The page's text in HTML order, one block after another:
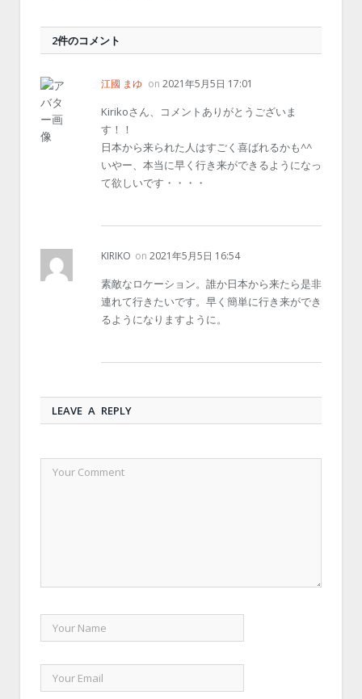
2件のコメント
江國 まゆ on 2021年5月5日 17:01
Kirikoさん、コメントありがとうございま
す！！
日本から来られた人はすごく喜ばれるかも^^
いやー、本当に早く行き来ができるようになっ
て欲しいです・・・・
KIRIKO on 2021年5月5日 16:54
素敵なロケーション。誰か日本から来たら是非
連れて行きたいです。早く簡単に行き来ができ
るようになりますように。
LEAVE A REPLY